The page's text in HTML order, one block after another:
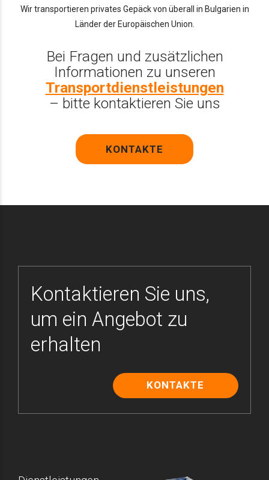
Wir transportieren privates Gepäck von überall in Bulgarien in
Länder der Europäischen Union.
Bei Fragen und zusätzlichen
Informationen zu unseren
Transportdienstleistungen
– bitte kontaktieren Sie uns
KONTAKTE
Kontaktieren Sie uns,
um ein Angebot zu
erhalten
KONTAKTE